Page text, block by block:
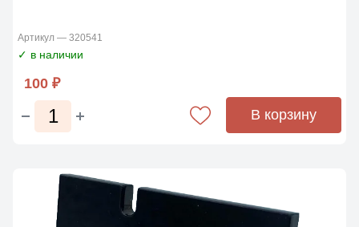
Артикул — 320541
✓ в наличии
100 ₽
В корзину